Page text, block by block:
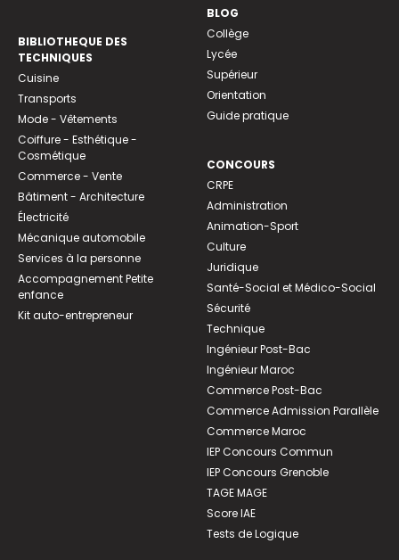
BIBLIOTHEQUE DES
TECHNIQUES
Cuisine
Transports
Mode - Vêtements
Coiffure - Esthétique -
Cosmétique
Commerce - Vente
Bâtiment - Architecture
Électricité
Mécanique automobile
Services à la personne
Accompagnement Petite
enfance
Kit auto-entrepreneur
BLOG
Collège
Lycée
Supérieur
Orientation
Guide pratique
CONCOURS
CRPE
Administration
Animation-Sport
Culture
Juridique
Santé-Social et Médico-Social
Sécurité
Technique
Ingénieur Post-Bac
Ingénieur Maroc
Commerce Post-Bac
Commerce Admission Parallèle
Commerce Maroc
IEP Concours Commun
IEP Concours Grenoble
TAGE MAGE
Score IAE
Tests de Logique